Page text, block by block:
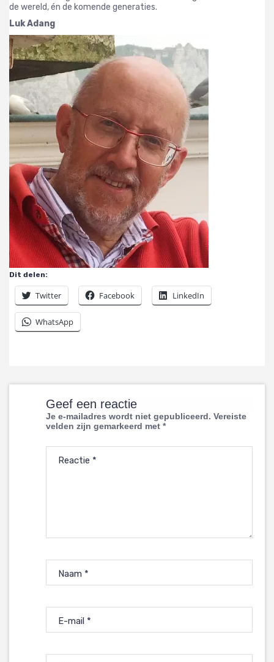
de wereld, én de komende generaties.
Luk Adang
Dit delen:
Twitter Facebook LinkedIn
WhatsApp
Geef een reactie
Je e-mailadres wordt niet gepubliceerd. Vereiste
velden zijn gemarkeerd met *
Reactie *
Naam *
E-mail *